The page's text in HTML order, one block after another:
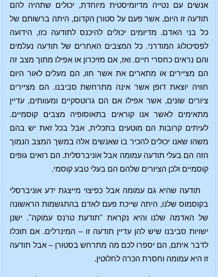
אנשים עם נטייה מדיומיסטית מיוחדת, יכולים שתהיה להם
תודעה זו היום, אשר פעם על סטורן הקדום, היתה ברשותם של
כל בני האדם. מדיומים יכולים להיכנס לתודעה כזו, הידועה
לפסיכולוג המודרני. כל המצבים האחרים של תודעה נעלמים
והם נראים כחסרי חיים. ואז, אם מזיכרון או אפילו מתוך מצב זה
הם מציירים או מתארים את אשר חוו, הם מעלים לאור היום
חוויה יוצאת דופן אשר אינה מתרחשת סביבנו. הם מציירים
ציורים שונים, אשר אפילו אם הם גרוטסקיים ומעוותים, עדיין
מתאימים לאשר אנו קוראים בתאוסופיה מצבים קוסמיים.
לעיתים קרובות הם מוטעים בתכלית, אבל בכל זאת יש בהם
משהו שאנו יכולים להכיר בו שאנשים אלה במשך המצב הנמוך
הזה הם בעלי תודעה עמומה אבל אוניברסלית. הם רואים גופים
קוסמיים ולכן הציורים שלהם הם בעלי טבע קוסמי.
תודעה שהיא גם עמומה אבל כפיצוי מייצגת ידע אוניברסלי
בקוסמוס שלנו, היתה שייכת פעם לאדם בהתגשמות הראשונה
של האדמה שלנו והיא נקראת "תודעת טרנס עמוקה". ישנן
ישויות סביבנו שיש להן עדיין תודעה זו – המינרלים. אם תוכלו
לדבר איתם, הם יספרו לכם מה מתרחש בסטורן – אבל תודעה
זו היא עמומה וחסרת הכרה לחלוטין.